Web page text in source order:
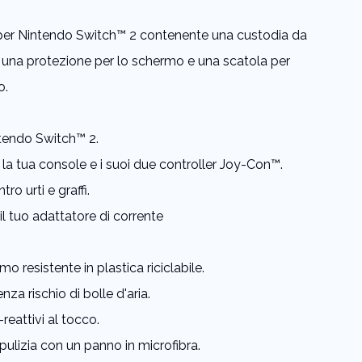
Nintendo Switch™ 2 contenente una custodia da
protezione per lo schermo e una scatola per
Switch™ 2.
tua console e i suoi due controller Joy-Con™.
urti e graffi.
tuo adattatore di corrente
resistente in plastica riciclabile.
rischio di bolle d'aria.
al tocco.
con un panno in microfibra.